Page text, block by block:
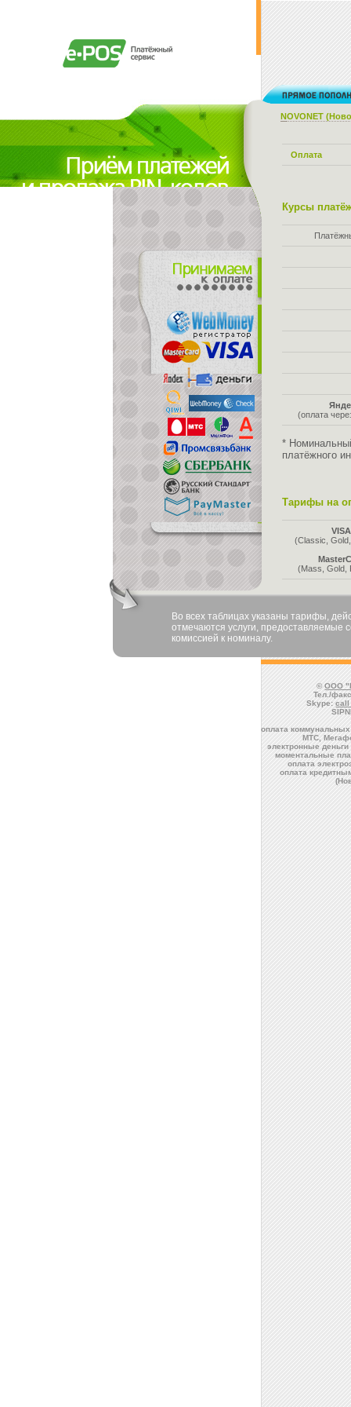
NOVONET
Оплата
Курсы
(оплата
*
платёжного
Тарифы на
VISA
(Classic,
(Mass, Gold,
Во всех таблицах указаны тарифы,
отмечаются услуги, предоставляемые
комиссией к номиналу.
©ООО
Тел./
Skype:
оплата
МТС,
электронные
моментальные
оплата
оплата